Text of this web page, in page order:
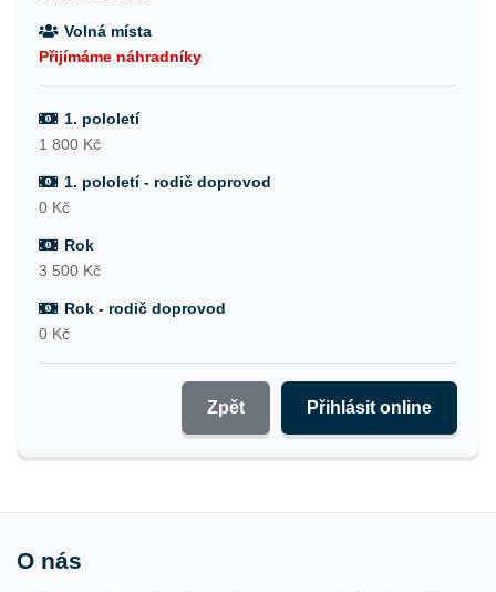
Volná místa
Přijímáme náhradníky
1. pololetí
1 800 Kč
1. pololetí - rodič doprovod
0 Kč
Rok
3 500 Kč
Rok - rodič doprovod
0 Kč
Přihlásit online
Zpět
O nás